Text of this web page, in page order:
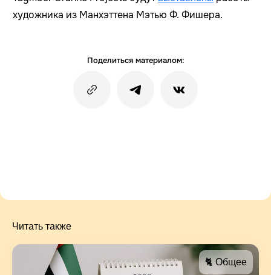
художника из Манхэттена Мэтью Ф. Фишера.
Поделиться материалом:
Читать также
🐈 Общее